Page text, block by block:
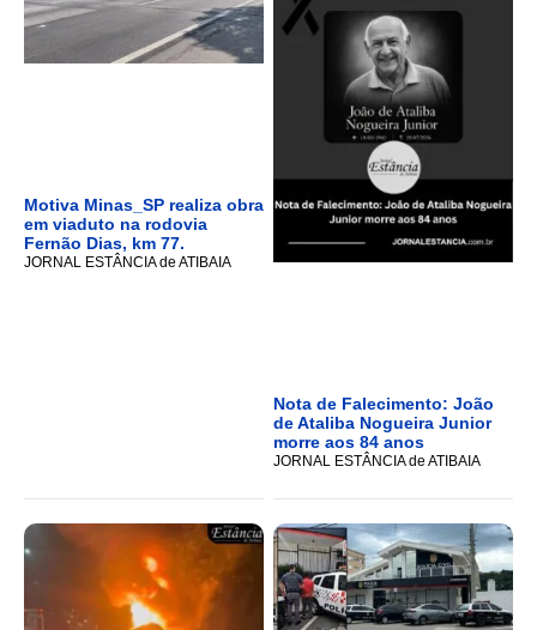
Motiva Minas_SP realiza obra
em viaduto na rodovia
Fernão Dias, km 77.
JORNAL ESTÂNCIA de ATIBAIA
Nota de Falecimento: João
de Ataliba Nogueira Junior
morre aos 84 anos
JORNAL ESTÂNCIA de ATIBAIA